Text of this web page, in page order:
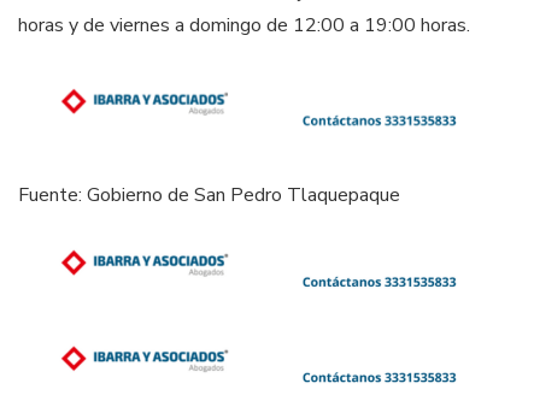
horas y de viernes a domingo de 12:00 a 19:00 horas.
Fuente: Gobierno de San Pedro Tlaquepaque